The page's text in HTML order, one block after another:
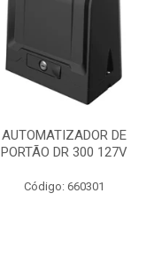
AUTOMATIZADOR DE
PORTÃO DR 300 127V
Código: 660301